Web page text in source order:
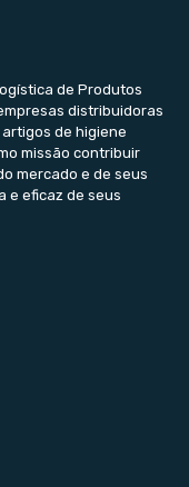
de Produtos
distribuidoras
de higiene
missão contribuir
mercado e de seus
e eficaz de seus